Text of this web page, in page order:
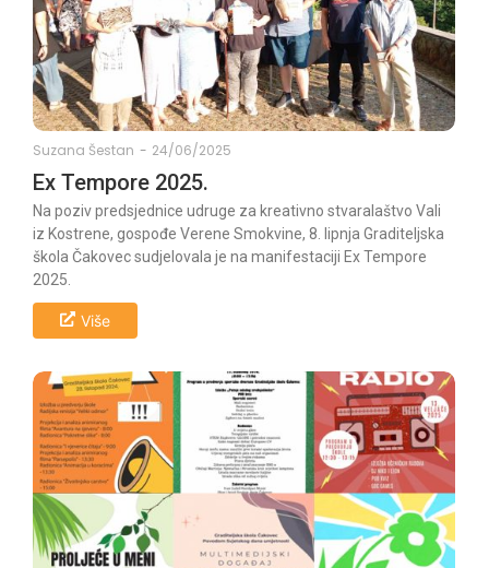
Suzana Šestan - 24/06/2025
Ex Tempore 2025.
Na poziv predsjednice udruge za kreativno stvaralaštvo Vali
iz Kostrene, gospođe Verene Smokvine, 8. lipnja Graditeljska
škola Čakovec sudjelovala je na manifestaciji Ex Tempore
2025.
Više